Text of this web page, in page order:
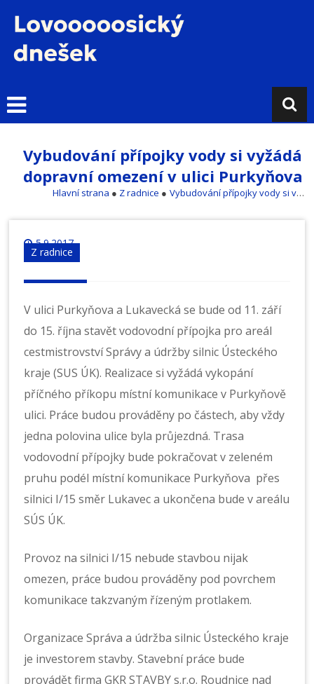
obsahu
L
s
i
c
k
d
n
e
š
e
k
Vybudování přípojky vody si vyžádá
dopravní omezení v ulici Purkyňova
Hlavní strana ● Z radnice ● Vybudování přípojky vody si vyžádá dopravní omezení v ulici Purkyňova
Z radnice
5.9.2017
V ulici Purkyňova a Lukavecká se bude od 11. září
do 15. října stavět vodovodní přípojka pro areál
cestmistrovství Správy a údržby silnic Ústeckého
kraje (SUS ÚK). Realizace si vyžádá vykopání
příčného příkopu místní komunikace v Purkyňově
ulici. Práce budou prováděny po částech, aby vždy
jedna polovina ulice byla průjezdná. Trasa
vodovodní přípojky bude pokračovat v zeleném
pruhu podél místní komunikace Purkyňova přes
silnici I/15 směr Lukavec a ukončena bude v areálu
SÚS ÚK.
Provoz na silnici I/15 nebude stavbou nijak
omezen, práce budou prováděny pod povrchem
komunikace takzvaným řízeným protlakem.
Organizace Správa a údržba silnic Ústeckého kraje
je investorem stavby. Stavební práce bude
provádět firma GKR STAVBY s.r.o. Roudnice nad